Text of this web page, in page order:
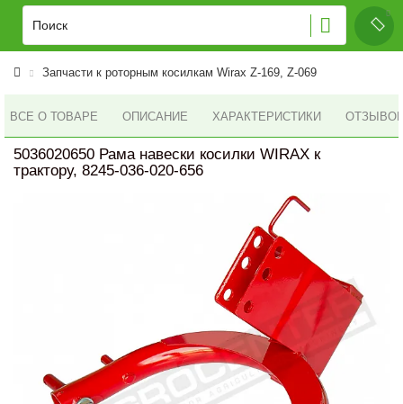
Запчасти к роторным косилкам Wirax Z-169, Z-069
ВСЕ О ТОВАРЕ ОПИСАНИЕ ХАРАКТЕРИСТИКИ ОТЗЫВОВ
5036020650 Рама навески косилки WIRAX к
трактору, 8245-036-020-656